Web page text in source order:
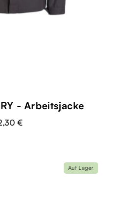
- Arbeitsjacke
€
Auf Lager